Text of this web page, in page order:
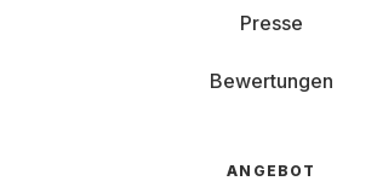
Presse
Bewertungen
ANGEBOT